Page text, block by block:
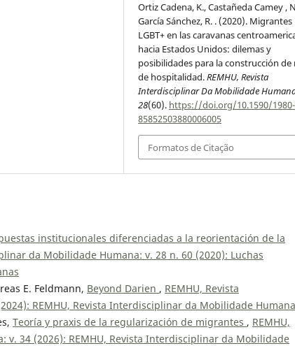
Ortiz Cadena, K., Castañeda Camey ,
García Sánchez, R. . (2020). Migrantes
LGBT+ en las caravanas
hacia Estados Unidos: dilemas y
posibilidades para la construcción de
de hospitalidad.REMHU, Revista
Interdisciplinar Da Mobilidade
28(60). https://doi.org/10.1590/1980-
85852503880006005
Formatos de Citação
institucionales diferenciadas a la reorientación de la
da Mobilidade Humana: v. 28 n. 60 (2020): Luchas
E. Feldmann, Beyond Darien , REMHU, Revista
REMHU, Revista Interdisciplinar da Mobilidade Humana
Teoría y praxis de la regularización de migrantes , REMHU,
34 (2026): REMHU, Revista Interdisciplinar da Mobilidade